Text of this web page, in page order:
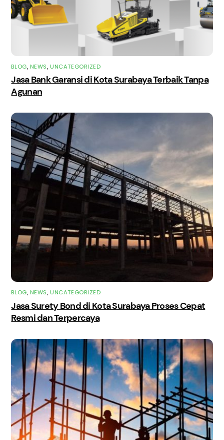
BLOG, NEWS, UNCATEGORIZED
Jasa Bank Garansi di Kota Surabaya Terbaik Tanpa
Agunan
BLOG, NEWS, UNCATEGORIZED
Jasa Surety Bond di Kota Surabaya Proses Cepat
Resmi dan Terpercaya